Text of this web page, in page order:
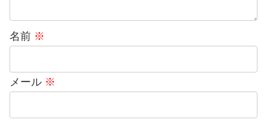
名前 ※
メール ※